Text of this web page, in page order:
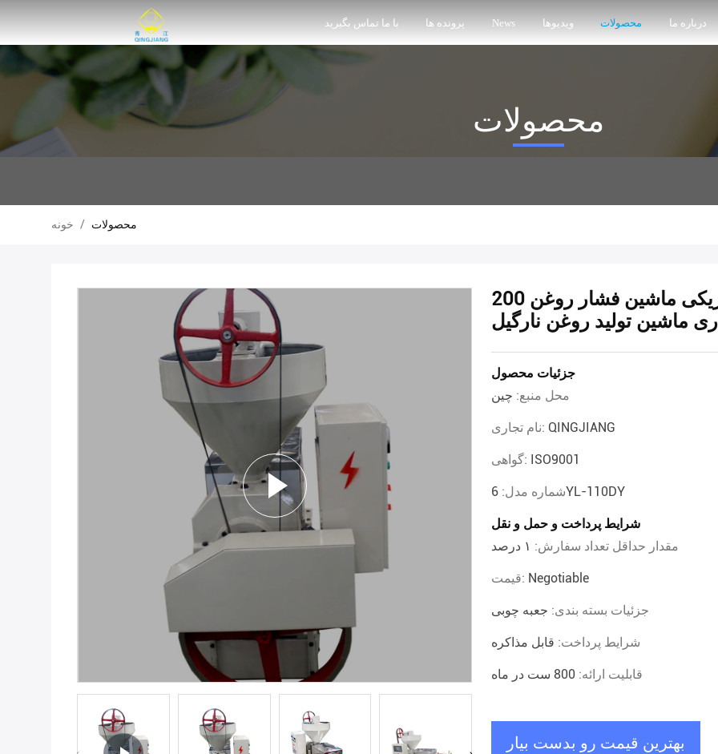
درباره ما محصولات ویدیوها News پرونده ها با ما تماس بگیرید
محصولات
خونه / محصولات
200 تا 300 کیلوگرم/ساعت گرمایش الکتریکی ماشین فشار روغن
ماشین تولید روغن نارگیل
جزئیات محصول
محل منبع: چین
نام تجاری: QINGJIANG
گواهی: ISO9001
شماره مدل:6YL-110DY
شرایط پرداخت و حمل و نقل
مقدار حداقل تعداد سفارش: ۱ درصد
قیمت: Negotiable
جزئیات بسته بندی: جعبه چوبی
شرایط پرداخت: قابل مذاکره
قابلیت ارائه: 800 ست در ماه
بهترین قیمت رو بدست بیار